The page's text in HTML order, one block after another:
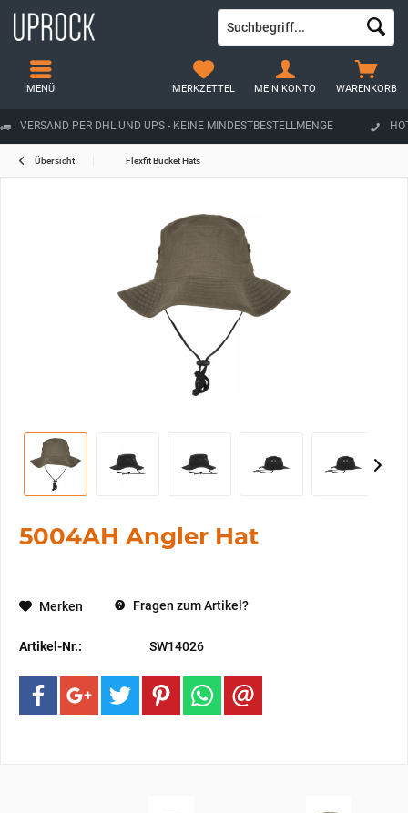
VERSAND PER DHL UND UPS - KEINE MINDESTBESTELLMENGE
WARENKORB
MERKZETTEL MEIN KONTO
MENÜ
Übersicht Flexfit Bucket Hats
5004AH Angler Hat
Merken Fragen zum Artikel?
Artikel-Nr.: SW14026